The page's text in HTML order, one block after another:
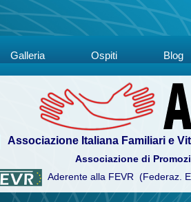
Galleria Ospiti Blog
Associazione Italiana Familiari e
Associazione di
Aderente alla FEVR (Federaz.